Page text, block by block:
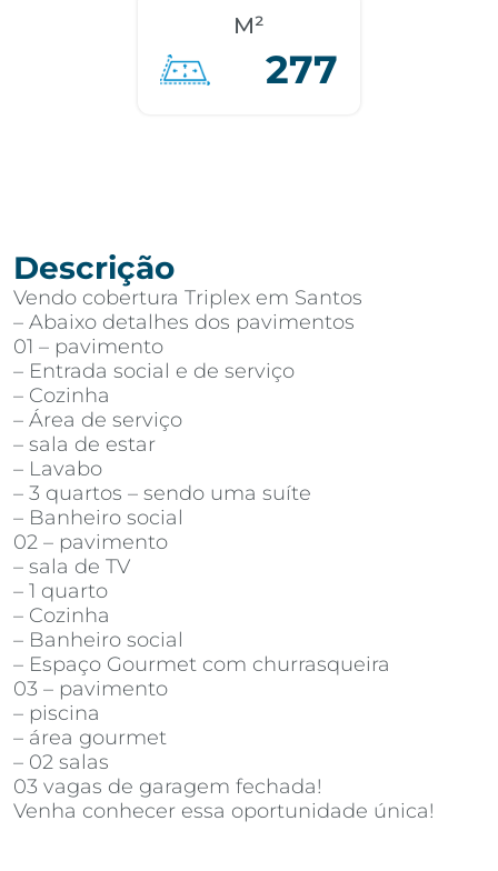
M²
277
Descrição
Vendo cobertura Triplex em Santos
– Abaixo detalhes dos pavimentos
01 – pavimento
– Entrada social e de serviço
– Cozinha
– Área de serviço
– sala de estar
– Lavabo
– 3 quartos – sendo uma suíte
– Banheiro social
02 – pavimento
– sala de TV
– 1 quarto
– Cozinha
– Banheiro social
– Espaço Gourmet com churrasqueira
03 – pavimento
– piscina
– área gourmet
– 02 salas
03 vagas de garagem fechada!
Venha conhecer essa oportunidade única!